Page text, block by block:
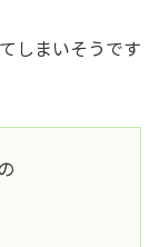
しまいそうです